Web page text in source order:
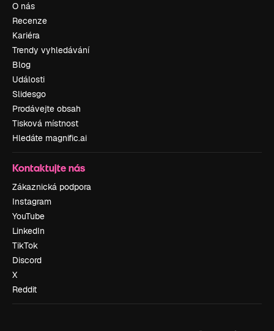
O nás
Recenze
Kariéra
Trendy vyhledávání
Blog
Události
Slidesgo
Prodávejte obsah
Tisková místnost
Hledáte magnific.ai
Kontaktujte nás
Zákaznická podpora
Instagram
YouTube
LinkedIn
TikTok
Discord
X
Reddit